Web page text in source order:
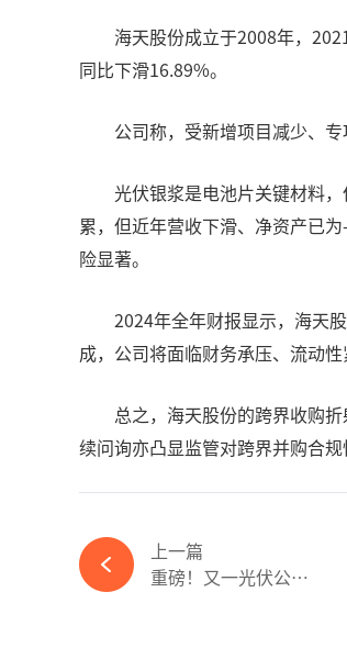
海天股份成立于2008年，
同比下滑16.89%。
公司称，受新增项目减少、
光伏银浆是电池片关键材料
累，但近年营收下滑、净资产已
险显著。
2024年全年财报显示，海天
成，公司将面临财务承压、流动
总之，海天股份的跨界收购
续问询亦凸显监管对跨界并购合
上一篇
重磅！又一光伏公司濒临退市红线-365wm完美体育官网